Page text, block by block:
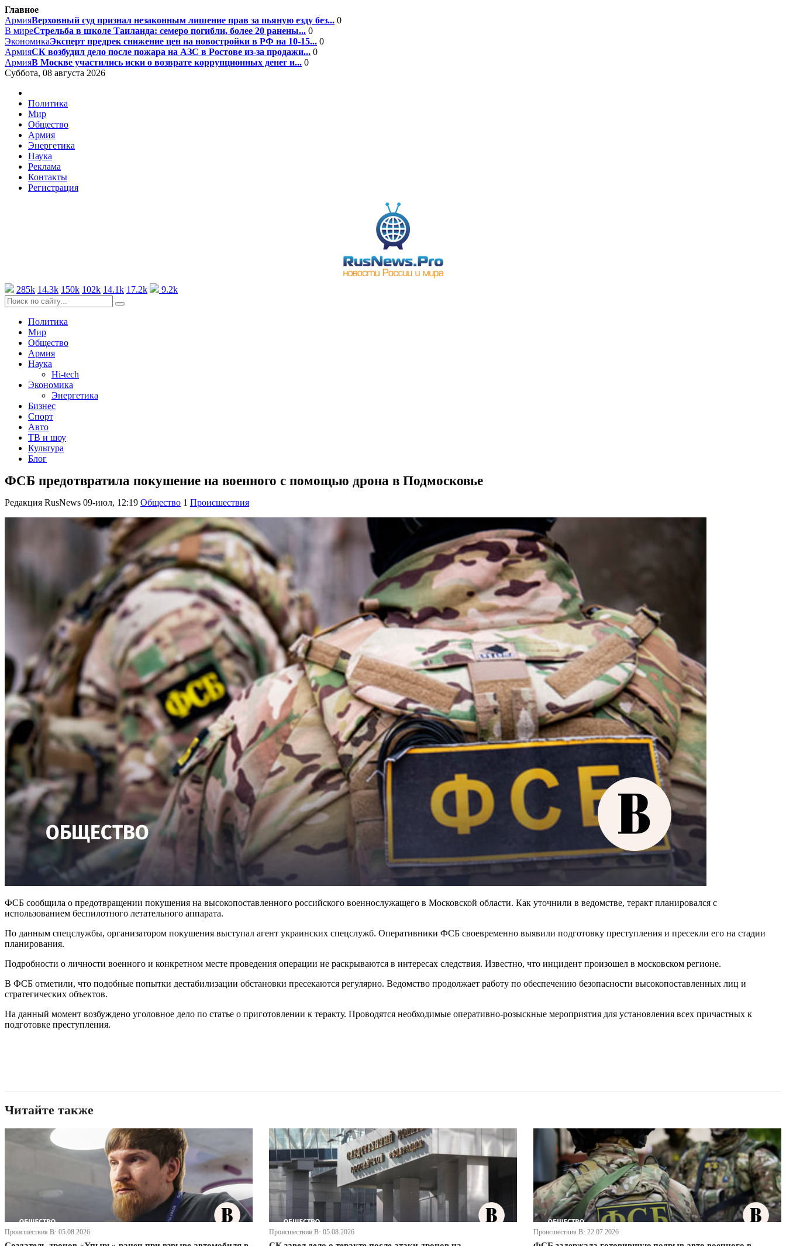
Главное
АрмияВерховный суд признал незаконным лишение прав за пьяную езду без... 0
В миреСтрельба в школе Таиланда: семеро погибли, более 20 ранены... 0
ЭкономикаЭксперт предрек снижение цен на новостройки в РФ на 10-15... 0
АрмияСК возбудил дело после пожара на АЗС в Ростове из-за продажи... 0
АрмияВ Москве участились иски о возврате коррупционных денег и... 0
Суббота, 08 августа 2026
Политика
Мир
Общество
Армия
Энергетика
Наука
Реклама
Контакты
Регистрация
285k 14.3k 150k 102k 14.1k 17.2k 9.2k
Политика
Мир
Общество
Армия
Наука
Hi-tech
Экономика
Энергетика
Бизнес
Спорт
Авто
ТВ и шоу
Культура
Блог
ФСБ предотвратила покушение на военного с помощью дрона в Подмосковье
Редакция RusNews 09-июл, 12:19 Общество 1 Происшествия
ФСБ сообщила о предотвращении покушения на высокопоставленного российского военнослужащего в Московской области. Как уточнили в ведомстве, теракт планировался с
использованием беспилотного летательного аппарата.
По данным спецслужбы, организатором покушения выступал агент украинских спецслужб. Оперативники ФСБ своевременно выявили подготовку преступления и пресекли его на стадии
планирования.
Подробности о личности военного и конкретном месте проведения операции не раскрываются в интересах следствия. Известно, что инцидент произошел в московском регионе.
В ФСБ отметили, что подобные попытки дестабилизации обстановки пресекаются регулярно. Ведомство продолжает работу по обеспечению безопасности высокопоставленных лиц и
стратегических объектов.
На данный момент возбуждено уголовное дело по статье о приготовлении к теракту. Проводятся необходимые оперативно-розыскные мероприятия для установления всех причастных к
подготовке преступления.
Читайте также
Происшествия В· 05.08.2026 Происшествия В· 05.08.2026 Происшествия В· 22.07.2026